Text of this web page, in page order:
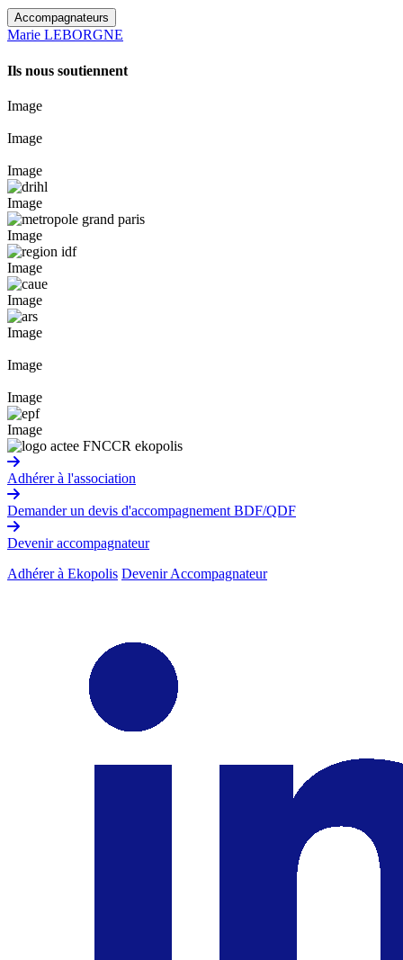
Accompagnateurs
Marie LEBORGNE
Ils nous soutiennent
Image
Image
Image
Image
Image
Image
Image
Image
Image
Image
Image
Adhérer à l'association
Demander un devis d'accompagnement BDF/QDF
Devenir accompagnateur
Adhérer à Ekopolis Devenir Accompagnateur